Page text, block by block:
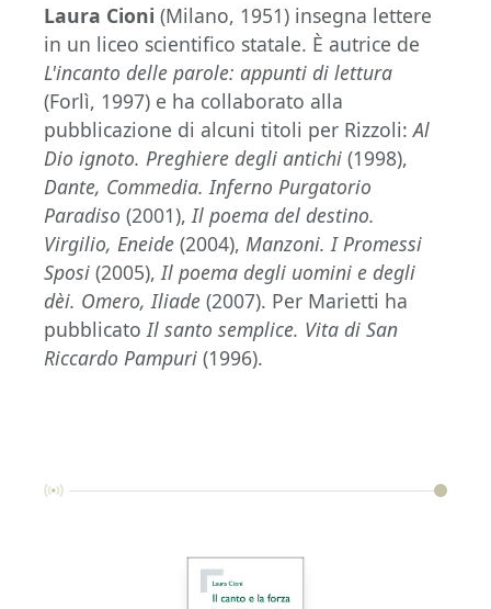
Laura Cioni (Milano, 1951) insegna lettere
in un liceo scientifico statale. È autrice de
L'incanto delle parole: appunti di lettura
(Forlì, 1997) e ha collaborato alla
pubblicazione di alcuni titoli per Rizzoli:Al
Dio ignoto. Preghiere degli antichi (1998),
Dante, Commedia. Inferno Purgatorio
Paradiso (2001), Il poema del destino.
Virgilio, Eneide (2004), Manzoni. I Promessi
Sposi (2005), Il poema degli uomini e degli
dèi. Omero, Iliade (2007). Per Marietti ha
pubblicato Il santo semplice. Vita di San
Riccardo Pampuri (1996).